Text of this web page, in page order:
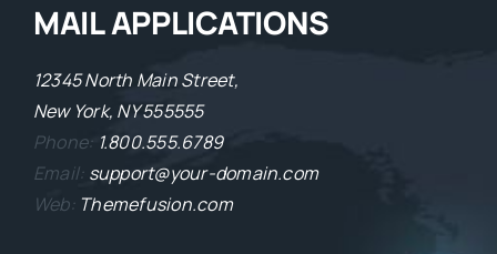
MAIL APPLICATIONS
12345 North Main Street,
New York, NY 555555
Phone: 1.800.555.6789
Email: support@your-domain.com
Web:Themefusion.com